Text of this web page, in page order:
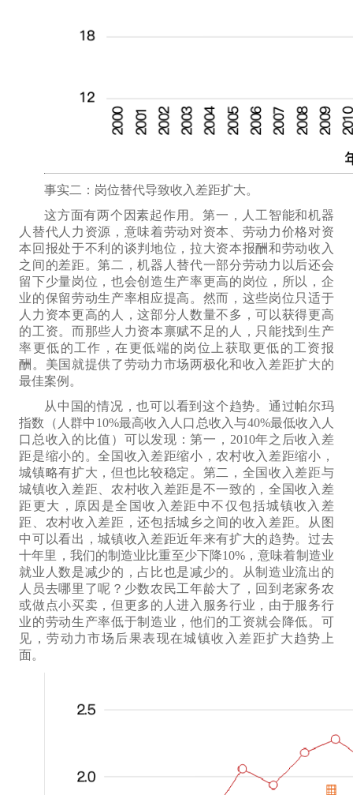
事实二：岗位替代导致收入差距扩大。
这方面有两个因素起作用。第一，人工智能和机器
人替代人力资源，意味着劳动对资本、劳动力价格对资
本回报处于不利的谈判地位，拉大资本报酬和劳动收入
之间的差距。第二，机器人替代一部分劳动力以后还会
留下少量岗位， 也会创造生产率更高的岗位，所以， 企
业的保留劳动生产率相应提高。 然而 ，这些岗位只适于
人力资本更高的人，这部分人数量不多，可以获得更高
的工资。而那些人力资本禀赋不 足的人，只能找到生产
率更低的工作，在更低端的岗位 上获取更低的工资报
酬 。美国就提供了劳动力市场两极化和收入差距扩大的
最佳案例 。
从中国的情况，也可以看到这个趋势。通过帕尔玛
指数（人群中10%最高收入人口总收入与40%最低收入人
口总收入的比值）可以发现：第一，2010年之后收入差
距是缩小的。全国收入差距缩小，农村收入差距缩小，
城镇略有扩大，但也比较稳定。第二，全国收入差距与
城镇收入差距、农村收入差距是不一致的，全国收入差
距更大，原因是全国收入差距中不仅包括城镇收入差
距、农村收入差距，还包括城乡之间的收入差距。从图
中可以看出，城镇收入差距近年来有扩大的趋势。过去
十年里，我们的制造业比重至少下降10%，意味着制造业
就业人数是减少的，占比也是减少的。从制造业流出的
人员去哪里了呢？少数农民工年龄大了，回到老家务农
或做点小买卖，但更多的人进入服务行业，由于服务行
业的劳动生产率低于制造业，他们的工资就会降低。 可
见，劳动力市场后果表现在城镇收入差距扩大趋势上
面。